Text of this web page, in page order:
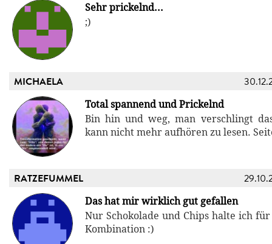
Sehr prickelnd...
;)
MICHAELA
Total spannend und Prickelnd
Bin hin und weg, man verschlingt
kann nicht mehr aufhören zu lesen.
RATZEFUMMEL
Das hat mir wirklich gut gefallen
Nur Schokolade und Chips halte ich
Kombination :)